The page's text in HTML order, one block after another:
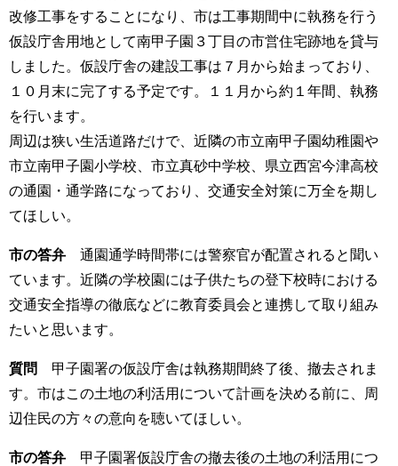
改修工事をすることになり、市は工事期間中に執務を行う
仮設庁舎用地として南甲子園３丁目の市営住宅跡地を貸与
しました。仮設庁舎の建設工事は７月から始まっており、
１０月末に完了する予定です。１１月から約１年間、執務
を行います。
周辺は狭い生活道路だけで、近隣の市立南甲子園幼稚園や
市立南甲子園小学校、市立真砂中学校、県立西宮今津高校
の通園・通学路になっており、交通安全対策に万全を期し
てほしい。
市の答弁 通園通学時間帯には警察官が配置されると聞い
ています。近隣の学校園には子供たちの登下校時における
交通安全指導の徹底などに教育委員会と連携して取り組み
たいと思います。
質問
甲子園署の仮設庁舎は執務期間終了後、撤去されま
す。市はこの土地の利活用について計画を決める前に、周
辺住民の方々の意向を聴いてほしい。
市の答弁 甲子園署仮設庁舎の撤去後の土地の利活用につ